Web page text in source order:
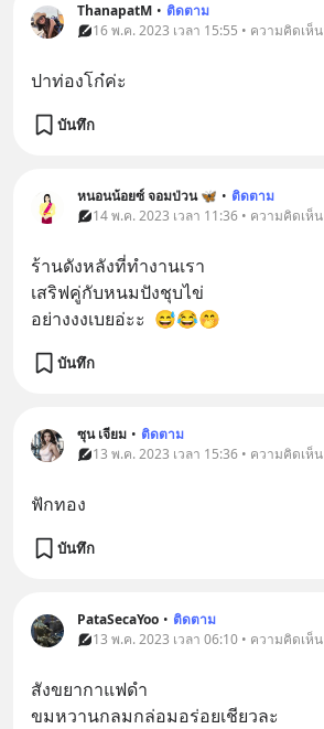
ThanapatM • ติดตาม
16 พ.ค. 2023 เวลา 15:55 • ความคิดเห็น
ปาท่องโก๋ค่ะ
บันทึก
หนอนน้อยซ์ จอมป่วน 🦋 • ติดตาม
14 พ.ค. 2023 เวลา 11:36 • ความคิดเห็น
ร้านดังหลังที่ทำงานเรา
เสริฟคู่กับหนมปังชุบไข่
อย่างงงเบยอ่ะะ  😅😂🤭
บันทึก
ซุน เจียม • ติดตาม
13 พ.ค. 2023 เวลา 15:36 • ความคิดเห็น
ฟักทอง
บันทึก
PataSecaYoo • ติดตาม
13 พ.ค. 2023 เวลา 06:10 • ความคิดเห็น
สังขยากาแฟดำ
ขมหวานกลมกล่อมอร่อยเชียวละ